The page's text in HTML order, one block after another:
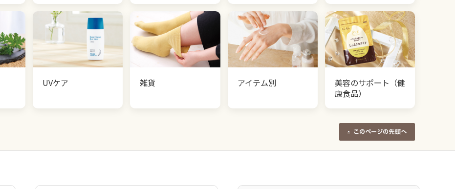
UVケア 雑貨 アイテム別
美容のサポート（健
康食品）